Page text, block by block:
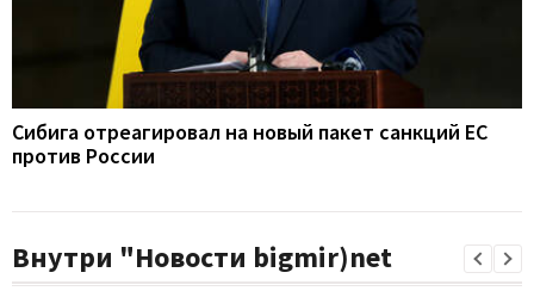
Сибига отреагировал на новый пакет санкций ЕС
против России
Внутри "Новости bigmir)net